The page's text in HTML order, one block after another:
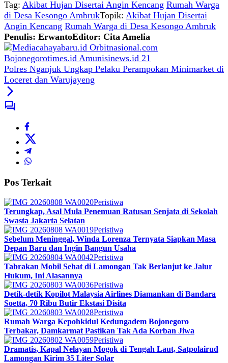
Tag: Akibat Hujan Disertai Angin Kencang Rumah Warga
di Desa Kesongo AmbrukTopik: Akibat Hujan Disertai
Angin Kencang Rumah Warga di Desa Kesongo Ambruk
Penulis: ErwantoEditor: Cita Amelia
Polres Nganjuk Ungkap Pelaku Perampokan Minimarket di
Loceret dan Warujayeng
Pos Terkait
Peristiwa
Terungkap, Asal Mula Penemuan Ratusan Senjata di Sekolah
Swasta Jakarta Selatan
Peristiwa
Sebelum Meninggal, Winda Lorenza Ternyata Siapkan Masa
Depan Baru dan Ingin Bangun Usaha
Peristiwa
Tabrakan Mobil Sehat di Lamongan Tak Berlanjut ke Jalur
Hukum, Ini Alasannya
Peristiwa
Detik-detik Kopilot Malaysia Airlines Diamankan di Bandara
Soetta, 70 Ribu Butir Ekstasi Disita
Peristiwa
Rumah Warga Kepohkidul Kedungadem Bojonegoro
Terbakar, Damkarmat Pastikan Tak Ada Korban Jiwa
Peristiwa
Dramatis, Kapal Nelayan Mogok di Tengah Laut, Satpolairud
Lamongan Kirim 35 Liter Solar